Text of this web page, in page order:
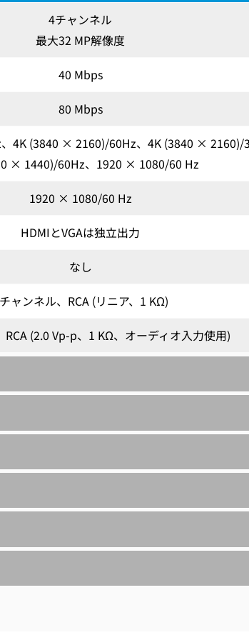
4チャンネル
最大32 MP解像度
40 Mbps
80 Mbps
4K (3840 × 2160)/60Hz、4K (3840 × 2160)/
× 1440)/60Hz、1920 × 1080/60 Hz
1920 × 1080/60 Hz
HDMIとVGAは独立出力
なし
ャンネル、RCA (リニア、1 KΩ)
RCA (2.0 Vp-p、1 KΩ、オーディオ入力使用)